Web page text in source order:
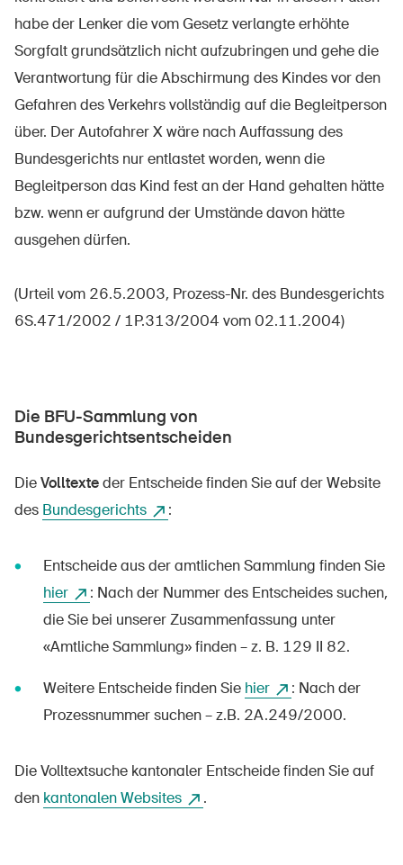
FR IT EN
Startseite
habe der Lenker die vom Gesetz verlangte erhöhte
Sorgfalt grundsätzlich nicht aufzubringen und gehe die
Verantwortung für die Abschirmung des Kindes vor den
Gefahren des Verkehrs vollständig auf die Begleitperson
über. Der Autofahrer X wäre nach Auffassung des
Bundesgerichts nur entlastet worden, wenn die
Begleitperson das Kind fest an der Hand gehalten hätte
bzw. wenn er aufgrund der Umstände davon hätte
ausgehen dürfen.
(Urteil vom 26.5.2003, Prozess-Nr. des Bundesgerichts
6S.471/2002 / 1P.313/2004 vom 02.11.2004)
Die BFU-Sammlung von
Bundesgerichtsentscheiden
DieVolltexteder Entscheide finden Sie auf der Website
des Bundesgerichts :
Entscheide aus der amtlichen Sammlung finden Sie
hier
: Nach der Nummer des Entscheides suchen,
die Sie bei unserer Zusammenfassung unter
«Amtliche Sammlung» finden – z. B. 129 II 82.
Weitere Entscheide finden Sie hier
: Nach der
Prozessnummer suchen – z.B. 2A.249/2000.
Die Volltextsuche kantonaler Entscheide finden Sie auf
den kantonalen Websites .